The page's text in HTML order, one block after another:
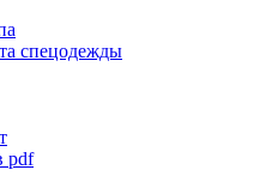
спецодежды
pdf